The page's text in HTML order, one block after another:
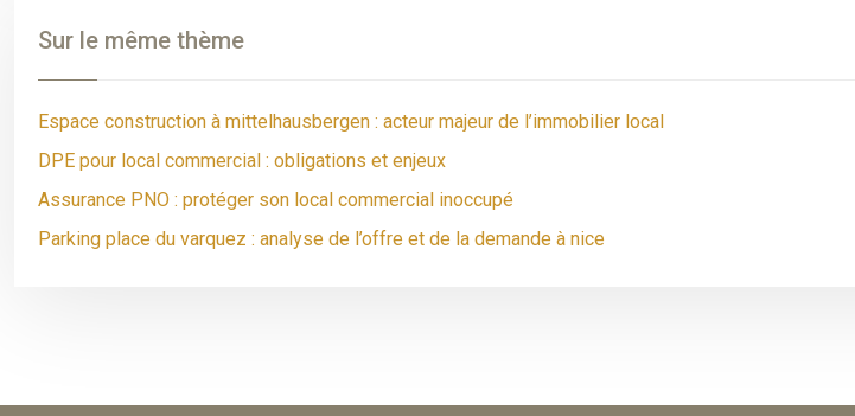
Sur le même thème
Espace construction à mittelhausbergen : acteur majeur de l’immobilier local
DPE pour local commercial : obligations et enjeux
Assurance PNO : protéger son local commercial inoccupé
Parking place du varquez : analyse de l’offre et de la demande à nice